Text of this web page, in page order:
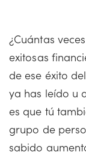
¿Cuántas
exitosas
de ese éxito
ya has leído u
es que tú
grupo de
sabido